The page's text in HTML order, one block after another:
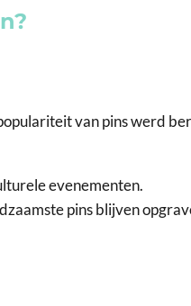
van pins werd
evenementen.
pins blijven